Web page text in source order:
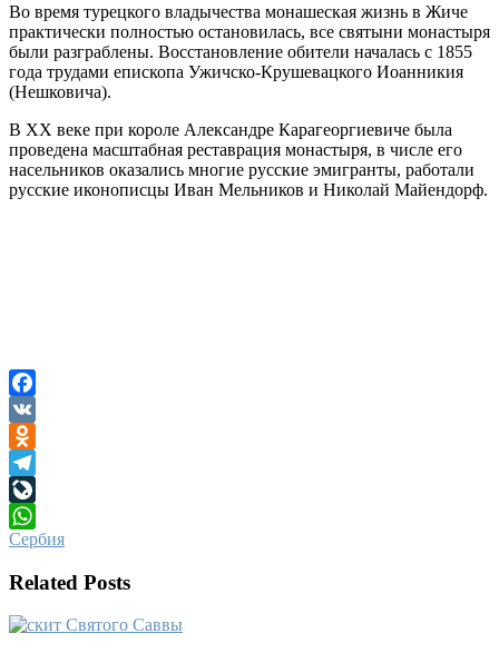
Во время турецкого владычества монашеская жизнь в Жиче
практически полностью остановилась, все святыни монастыря
были разграблены. Восстановление обители началась с 1855
года трудами епископа Ужичско-Крушевацкого Иоанникия
(Нешковича).
В XX веке при короле Александре Карагеоргиевиче была
проведена масштабная реставрация монастыря, в числе его
насельников оказались многие русские эмигранты, работали
русские иконописцы Иван Мельников и Николай Майендорф.
Facebook
VK
Odnoklassniki
Telegram
LiveJournal
WhatsApp
Сербия
Related Posts